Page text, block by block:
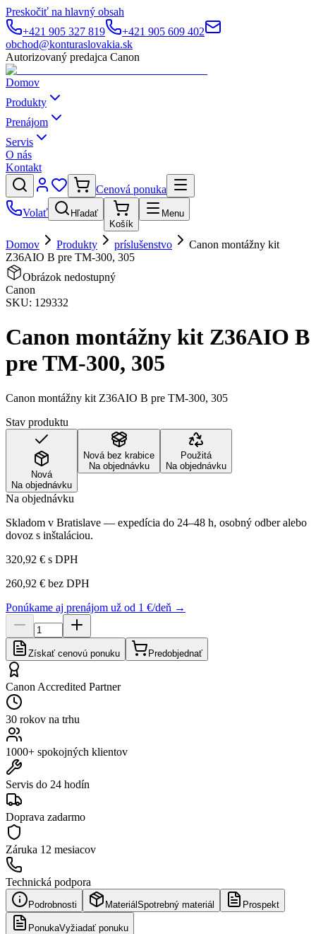
Preskočiť na hlavný obsah
+421 905 327 819
+421 905 609 402
obchod@konturaslovakia.sk
Autorizovaný predajca Canon
Domov
Produkty
Prenájom
Servis
O nás
Kontakt
Cenová ponuka
Volať
Hľadať
Košík
Menu
Domov Produkty príslušenstvo
Canon montážny kit
Z36AIO B pre TM-300, 305
Obrázok nedostupný
Canon
SKU: 129332
Canon montážny kit Z36AIO B
pre TM-300, 305
Canon montážny kit Z36AIO B pre TM-300, 305
Stav produktu
Nová
Na objednávku
Nová bez krabice
Na objednávku
Použitá
Na objednávku
Na objednávku
Skladom v Bratislave — expedícia do 24–48 h, osobný odber alebo
dovoz s inštaláciou.
320,92 € s DPH
260,92 € bez DPH
Ponúkame aj prenájom už od 1 €/deň →
Získať cenovú ponuku Predobjednať
Canon Accredited Partner
30 rokov na trhu
1000+ spokojných klientov
Servis do 24 hodín
Doprava zadarmo
Záruka 12 mesiacov
Technická podpora
Podrobnosti Materiál Spotrebný materiál Prospekt
PonukaVyžiadať ponuku